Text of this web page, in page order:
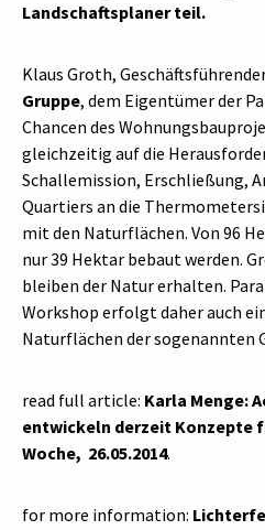
Landschaftsplaner teil.
Klaus Groth,
Gruppe, dem Eigentümer der
Chancen des
gleichzeitig auf die
Schallemission, Erschließung,
Quartiers an die
mit den Naturflächen. Von 96
nur 39 Hektar bebaut werden.
bleiben der Natur erhalten.
Workshop erfolgt daher auch
Naturflächen der sogenannten
read full article: Karla Menge:
entwickeln derzeit Konzepte
Woche, 26.05.2014.
for more information: